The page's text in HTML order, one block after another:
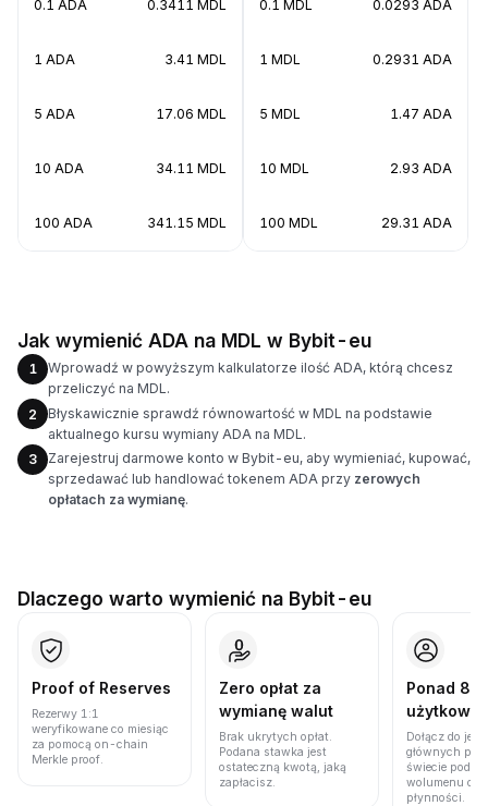
0.1 ADA 0.3411 MDL
1 ADA 3.41 MDL
5 ADA 17.06 MDL
10 ADA 34.11 MDL
100 ADA 341.15 MDL
0.1 MDL 0.0293 ADA
1 MDL 0.2931 ADA
5 MDL 1.47 ADA
10 MDL 2.93 ADA
100 MDL 29.31 ADA
Jak wymienić ADA na MDL w Bybit-eu
1
Wprowadź w powyższym kalkulatorze ilość ADA, którą chcesz
przeliczyć na MDL.
2
Błyskawicznie sprawdź równowartość w MDL na podstawie
aktualnego kursu wymiany ADA na MDL.
3
Zarejestruj darmowe konto w Bybit-eu, aby wymieniać, kupować,
sprzedawać lub handlować tokenem ADA przy zerowych
opłatach za wymianę.
Dlaczego warto wymienić na Bybit-eu
Proof of Reserves
Rezerwy 1:1
weryfikowane co miesiąc
za pomocą on-chain
Merkle proof.
Zero opłat za
wymianę walut
Brak ukrytych opłat.
Podana stawka jest
ostateczną kwotą, jaką
zapłacisz.
Ponad 86
Dołącz do
głównych
świecie pod
wolumenu
płynności.